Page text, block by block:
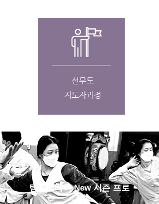
선무도
지도자과정
템플스테이 New 시즌 프로
그램